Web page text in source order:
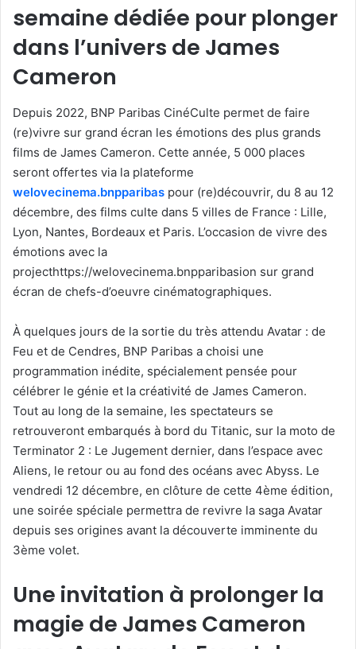
semaine dédiée pour plonger
dans l’univers de James
Cameron
Depuis 2022, BNP Paribas CinéCulte permet de faire
(re)vivre sur grand écran les émotions des plus grands
films de James Cameron. Cette année, 5 000 places
seront offertes via la plateforme
welovecinema.bnpparibas pour (re)découvrir, du 8 au 12
décembre, des films culte dans 5 villes de France : Lille,
Lyon, Nantes, Bordeaux et Paris. L’occasion de vivre des
émotions avec la
projecthttps://welovecinema.bnpparibasion sur grand
écran de chefs-d’oeuvre cinématographiques.
À quelques jours de la sortie du très attendu Avatar : de
Feu et de Cendres, BNP Paribas a choisi une
programmation inédite, spécialement pensée pour
célébrer le génie et la créativité de James Cameron.
Tout au long de la semaine, les spectateurs se
retrouveront embarqués à bord du Titanic, sur la moto de
Terminator 2 : Le Jugement dernier, dans l’espace avec
Aliens, le retour ou au fond des océans avec Abyss. Le
vendredi 12 décembre, en clôture de cette 4ème édition,
une soirée spéciale permettra de revivre la saga Avatar
depuis ses origines avant la découverte imminente du
3ème volet.
Une invitation à prolonger la
magie de James Cameron